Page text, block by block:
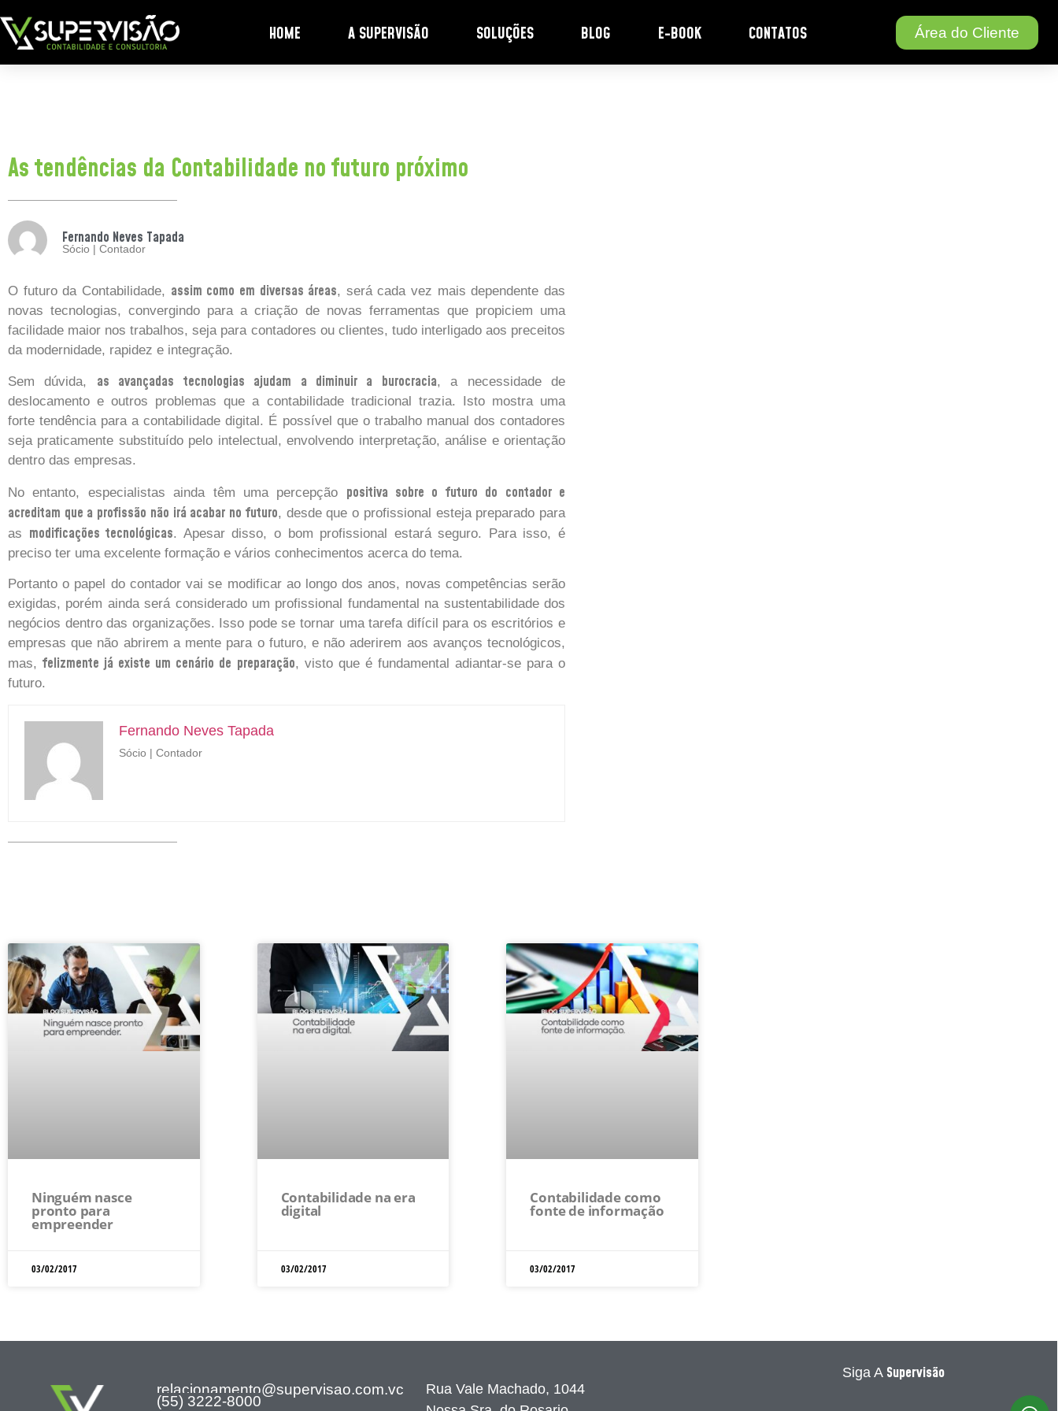
HOME A SUPERVISÃO SOLUÇÕES BLOG E-BOOK CONTATOS Área do Cliente
As tendências da Contabilidade no futuro próximo
Fernando Neves Tapada
Sócio | Contador
O futuro da Contabilidade, assim como em diversas áreas, será cada vez mais dependente das
novas tecnologias, convergindo para a criação de novas ferramentas que propiciem uma
facilidade maior nos trabalhos, seja para contadores ou clientes, tudo interligado aos preceitos
da modernidade, rapidez e integração.
Sem dúvida, as avançadas tecnologias ajudam a diminuir a burocracia, a necessidade de
deslocamento e outros problemas que a contabilidade tradicional trazia. Isto mostra uma
forte tendência para a contabilidade digital. É possível que o trabalho manual dos contadores
seja praticamente substituído pelo intelectual, envolvendo interpretação, análise e orientação
dentro das empresas.
No entanto, especialistas ainda têm uma percepção positiva sobre o futuro do contador e
acreditam que a profissão não irá acabar no futuro, desde que o profissional esteja preparado para
as modificações tecnológicas. Apesar disso, o bom profissional estará seguro. Para isso, é
preciso ter uma excelente formação e vários conhecimentos acerca do tema.
Portanto o papel do contador vai se modificar ao longo dos anos, novas competências serão
exigidas, porém ainda será considerado um profissional fundamental na sustentabilidade dos
negócios dentro das organizações. Isso pode se tornar uma tarefa difícil para os escritórios e
empresas que não abrirem a mente para o futuro, e não aderirem aos avanços tecnológicos,
mas,felizmente já existe um cenário de preparação, visto que é fundamental adiantar-se para o
futuro.
Fernando Neves Tapada
Sócio | Contador
Ninguém nasce
pronto para
empreender
03/02/2017
Contabilidade na era
digital
03/02/2017
Contabilidade como
fonte de informação
03/02/2017
relacionamento@supervisao.com.vc
(55) 3222-8000
Rua Vale Machado, 1044
Siga A Supervisão